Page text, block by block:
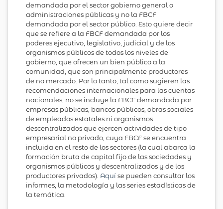
demandada por el sector gobierno general o
administraciones públicas y no la FBCF
demandada por el sector público. Esto quiere decir
que se refiere a la FBCF demandada por los
poderes ejecutivo, legislativo, judicial y de los
organismos públicos de todos los niveles de
gobierno, que ofrecen un bien público a la
comunidad, que son principalmente productores
de no mercado. Por lo tanto, tal como sugieren las
recomendaciones internacionales para las cuentas
nacionales, no se incluye la FBCF demandada por
empresas públicas, bancos públicos, obras sociales
de empleados estatales ni organismos
descentralizados que ejercen actividades de tipo
empresarial no privado, cuya FBCF se encuentra
incluida en el resto de los sectores (la cual abarca la
formación bruta de capital fijo de las sociedades y
organismos públicos y descentralizados y de los
productores privados). Aquíse pueden consultar los
informes, la metodología y las series estadísticas de
la temática.